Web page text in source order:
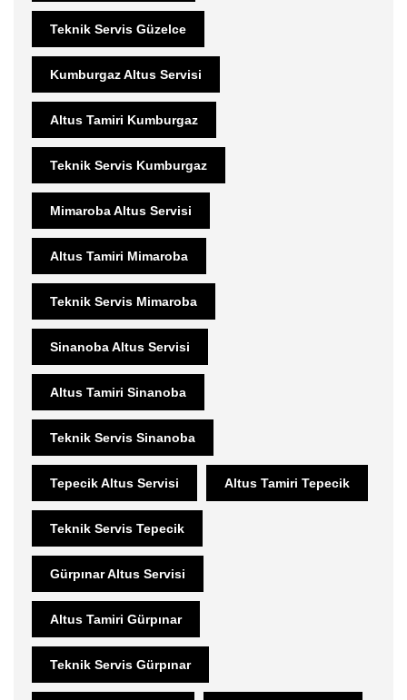
Teknik Servis Güzelce
Kumburgaz Altus Servisi
Altus Tamiri Kumburgaz
Teknik Servis Kumburgaz
Mimaroba Altus Servisi
Altus Tamiri Mimaroba
Teknik Servis Mimaroba
Sinanoba Altus Servisi
Altus Tamiri Sinanoba
Teknik Servis Sinanoba
Tepecik Altus Servisi Altus Tamiri Tepecik
Teknik Servis Tepecik
Gürpınar Altus Servisi
Altus Tamiri Gürpınar
Teknik Servis Gürpınar